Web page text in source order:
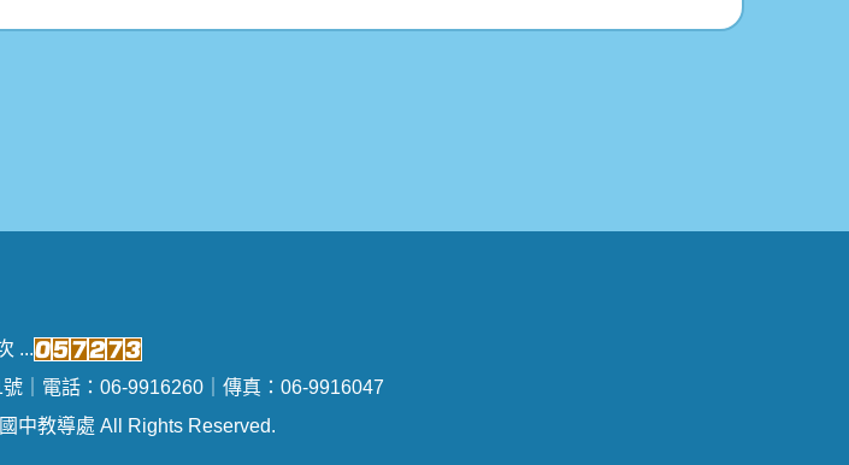
...
｜電話：06-9916260｜傳真：06-9916047
中教導處 All Rights Reserved.